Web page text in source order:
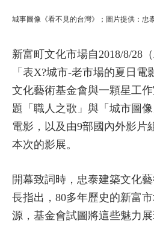
城事圖像《看不見的台灣》；圖片提供：忠
新富町文化市場自2018/8/28
「表X?城市-老市場的夏日
文化藝術基金會與一顆星工
題「職人之歌」與「城市圖
電影，以及由9部國內外影片
本次的影展。
開幕致詞時，忠泰建築文化
長指出，80多年歷史的新富
源，基金會試圖將這些魅力